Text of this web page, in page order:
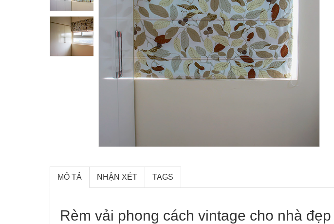
MÔ TẢ NHẬN XÉT TAGS
Rèm vải phong cách vintage cho nhà đẹp